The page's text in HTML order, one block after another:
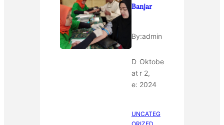
Banjar
By:admin
D
at
e:
Oktobe
r 2,
2024
UNCATEG